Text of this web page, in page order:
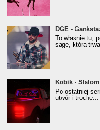
donGURALesko z
Klasyczny/
(Popkillery 2023)
DGE -
To właśnie tu,
sagę, która
Kobik - Slalom ft. Jan-
[Official Music
Kobik -
Po ostatniej
utwór i trochę...